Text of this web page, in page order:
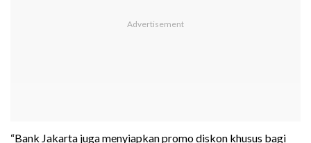
“Bank Jakarta juga menyiapkan promo diskon khusus bagi